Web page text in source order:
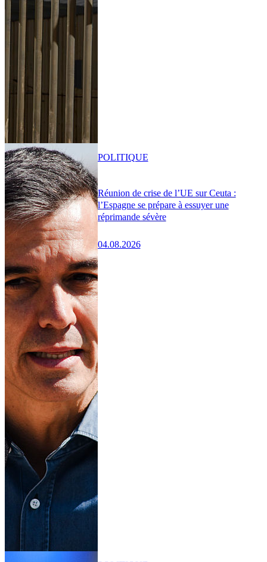
Réunion de crise de l’UE sur Ceuta :
l’Espagne se prépare à essuyer une
réprimande sévère
04.08.2026
POLITIQUE